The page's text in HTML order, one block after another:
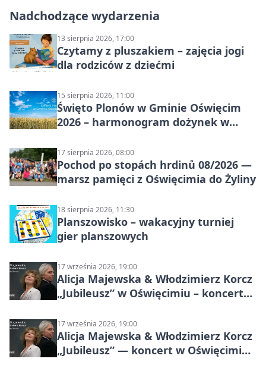
Nadchodzące wydarzenia
13 sierpnia 2026, 17:00
Czytamy z pluszakiem – zajęcia jogi
dla rodziców z dziećmi
15 sierpnia 2026, 11:00
Święto Plonów w Gminie Oświęcim
2026 – harmonogram dożynek w
17 sierpnia 2026, 08:00
Pochod po stopách hrdinů 08/2026 —
marsz pamięci z Oświęcimia do Żyliny
18 sierpnia 2026, 11:30
Planszowisko – wakacyjny turniej
gier planszowych
17 września 2026, 19:00
Alicja Majewska & Włodzimierz Korcz
„Jubileusz” w Oświęcimiu – koncert
17 września 2026, 19:00
Alicja Majewska & Włodzimierz Korcz
„Jubileusz” — koncert w Oświęcimiu,